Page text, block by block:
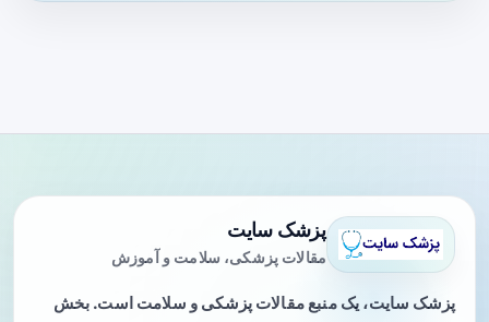
پزشک سایت
مقالات پزشکی، سلامت و آموزش
پزشک سایت، یک منبع مقالات پزشکی و سلامت است. بخش